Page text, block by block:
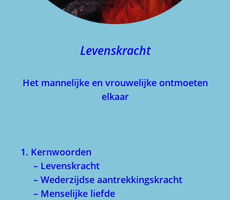
Levenskracht
Het mannelijke en vrouwelijke ontmoeten
elkaar
1. Kernwoorden
– Levenskracht
– Wederzijdse aantrekkingskracht
– Menselijke liefde